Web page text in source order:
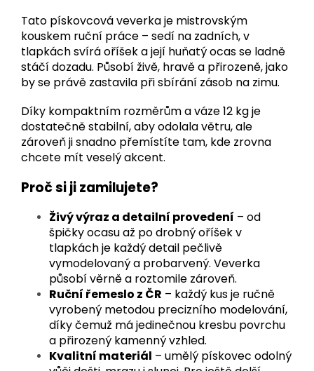
Tato pískovcová veverka je mistrovským
kouskem ruční práce – sedí na zadních, v
tlapkách svírá oříšek a její huňatý ocas se ladně
stáčí dozadu. Působí živě, hravě a přirozeně, jako
by se právě zastavila při sbírání zásob na zimu.
Díky kompaktním rozměrům a váze 12 kg je
dostatečně stabilní, aby odolala větru, ale
zároveň ji snadno přemístíte tam, kde zrovna
chcete mít veselý akcent.
Proč si ji zamilujete?
Živý výraz a detailní provedení – od
špičky ocasu až po drobný oříšek v
tlapkách je každý detail pečlivě
vymodelovaný a probarvený. Veverka
působí věrně a roztomile zároveň.
Ruční řemeslo z ČR – každý kus je ručně
vyrobený metodou precizního modelování,
díky čemuž má jedinečnou kresbu povrchu
a přirozený kamenný vzhled.
Kvalitní materiál – umělý pískovec odolný